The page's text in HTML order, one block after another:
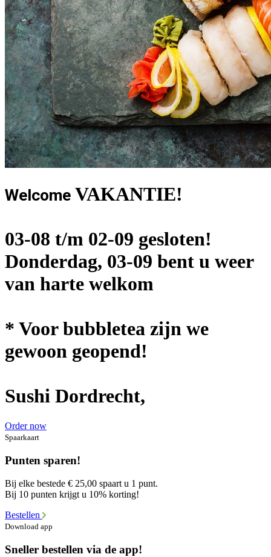
Welcome VAKANTIE!
03-08 t/m 02-09 gesloten!
Donderdag, 03-09 bent u weer
van harte welkom
* Voor bubbletea zijn we
gewoon geopend!
Sushi Dordrecht,
Order now
Spaarkaart
Punten sparen!
Bij elke bestede € 25,00 spaart u 1 punt.
Bij 10 punten krijgt u 10% korting!
Bestellen
Download app
Sneller bestellen via de app!